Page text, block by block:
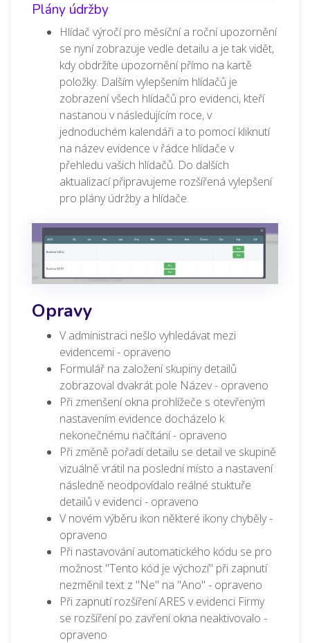
Plány údržby
Hlídač výročí pro měsíční a roční upozornění
se nyní zobrazuje vedle detailu a je tak vidět,
kdy obdržíte upozornění přímo na kartě
položky. Dalším vylepšením hlídačů je
zobrazení všech hlídačů pro evidenci, kteří
nastanou v následujícím roce, v
jednoduchém kalendáři a to pomocí kliknutí
na název evidence v řádce hlídače v
přehledu vašich hlídačů. Do dalších
aktualizací připravujeme rozšířená vylepšení
pro plány údržby a hlídače.
Opravy
V administraci nešlo vyhledávat mezi
evidencemi - opraveno
Formulář na založení skupiny detailů
zobrazoval dvakrát pole Název - opraveno
Při zmenšení okna prohlížeče s otevřeným
nastavením evidence docházelo k
nekonečnému načítání - opraveno
Při změně pořadí detailu se detail ve skupině
vizuálně vrátil na poslední místo a nastavení
následně neodpovídalo reálné stuktuře
detailů v evidenci - opraveno
V novém výběru ikon některé ikony chyběly -
opraveno
Při nastavování automatického kódu se pro
možnost "Tento kód je výchozí" při zapnutí
nezměnil text z "Ne" na "Ano" - opraveno
Při zapnutí rozšíření ARES v evidenci Firmy
se rozšíření po zavření okna neaktivovalo -
opraveno